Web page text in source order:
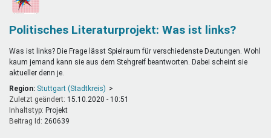
Politisches Literaturprojekt: Was ist links?
Was ist links? Die Frage lässt Spielraum für verschiedenste Deutungen. Wohl
kaum jemand kann sie aus dem Stehgreif beantworten. Dabei scheint sie
aktueller denn je.
Region: Stuttgart (Stadtkreis)
Zuletzt geändert: 15.10.2020 - 10:51
Inhaltstyp:
projekt
Beitrag Id: 260639